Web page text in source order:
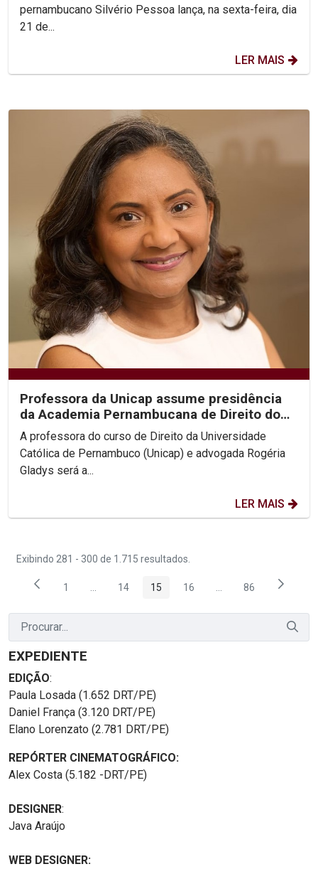
pernambucano Silvério Pessoa lança, na sexta-feira, dia
21 de...
LER MAIS
Professora da Unicap assume presidência
da Academia Pernambucana de Direito do
Trabalho
A professora do curso de Direito da Universidade
Católica de Pernambuco (Unicap) e advogada Rogéria
Gladys será a...
LER MAIS
Exibindo 281 - 300 de 1.715 resultados.
Página
1 Páginas intermediárias Usar ABA para navegar.
Página
14 Página
15 Página
16 PáginasPágina
86
EXPEDIENTE
EDIÇÃO:
Paula Losada (1.652 DRT/PE)
Daniel França (3.120 DRT/PE)
Elano Lorenzato (2.781 DRT/PE)
REPÓRTER CINEMATOGRÁFICO:
Alex Costa (5.182 -DRT/PE)
DESIGNER:
Java Araújo
WEB DESIGNER: